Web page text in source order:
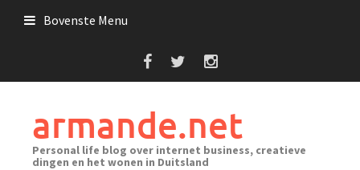
Bovenste Menu
armande.net
Personal life blog over internet business, creatieve
dingen en het wonen in Duitsland